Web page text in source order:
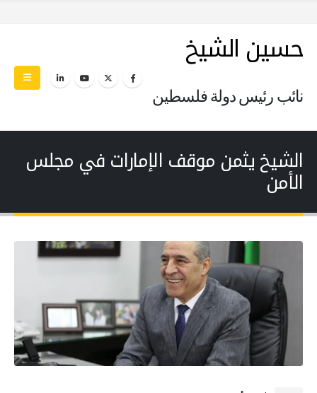
حسين الشيخ
نائب رئيس دولة فلسطين
الشيخ يثمن موقف الإمارات في مجلس
الأمن